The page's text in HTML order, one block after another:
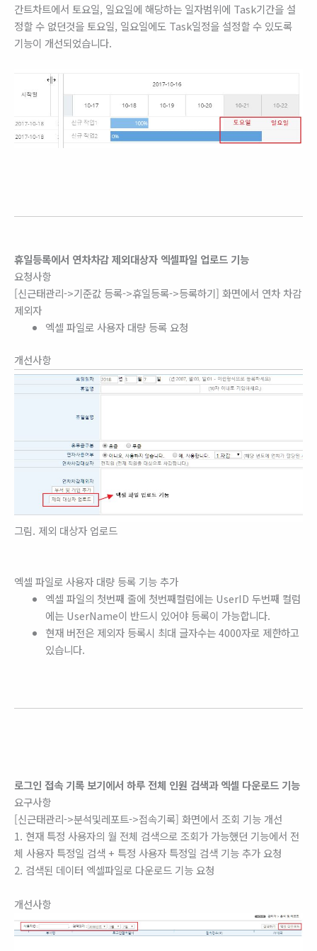
간트차트에서 토요일, 일요일에 해당하는 일자범위에 Task기간을 설
정할 수 없던것을 토요일, 일요일에도 Task일정을 설정할 수 있도록
기능이 개선되었습니다.
휴일등록에서 연차차감 제외대상자 엑셀파일 업로드 기능
요청사항
[신근태관리->기준값 등록->휴일등록->등록하기] 화면에서 연차 차감
제외자
엑셀 파일로 사용자 대량 등록 요청
개선사항
그림. 제외 대상자 업로드
엑셀 파일로 사용자 대량 등록 기능 추가
엑셀 파일의 첫번째 줄에 첫번째컬럼에는 UserID 두번째 컬럼
에는 UserName이 반드시 있어야 등록이 가능합니다.
현재 버전은 제외자 등록시 최대 글자수는 4000자로 제한하고
있습니다.
로그인 접속 기록 보기에서 하루 전체 인원 검색과 엑셀 다운로드 기능
요구사항
[신근태관리->분석및레포트->접속기록] 화면에서 조회 기능 개선
1. 현재 특정 사용자의 월 전체 검색으로 조회가 가능했던 기능에서 전
체 사용자 특정일 검색 + 특정 사용자 특정일 검색 기능 추가 요청
2. 검색된 데이터 엑셀파일로 다운로드 기능 요청
개선사항